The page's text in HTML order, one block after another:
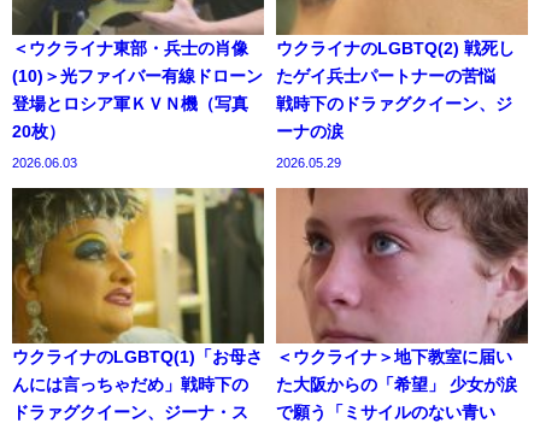
＜ウクライナ東部・兵士の肖像
(10)＞光ファイバー有線ドローン
登場とロシア軍ＫＶＮ機（写真
20枚）
2026.06.03
ウクライナのLGBTQ(2) 戦死し
たゲイ兵士パートナーの苦悩
戦時下のドラァグクイーン、ジ
ーナの涙
2026.05.29
ウクライナのLGBTQ(1)「お母さ
んには言っちゃだめ」戦時下の
ドラァグクイーン、ジーナ・ス
＜ウクライナ＞地下教室に届い
た大阪からの「希望」 少女が涙
で願う「ミサイルのない青い